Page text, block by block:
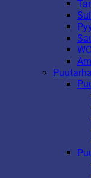
Puutarha